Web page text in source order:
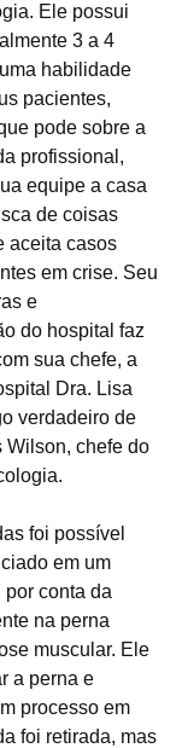
Ele possui
3 a 4
habilidade
pacientes,
pode sobre a
profissional,
equipe a casa
de coisas
aceita casos
em crise. Seu
e
do hospital faz
sua chefe, a
Dra. Lisa
verdadeiro de
Wilson, chefe do
foi possível
em um
conta da
na perna
muscular. Ele
a perna e
processo em
foi retirada, mas